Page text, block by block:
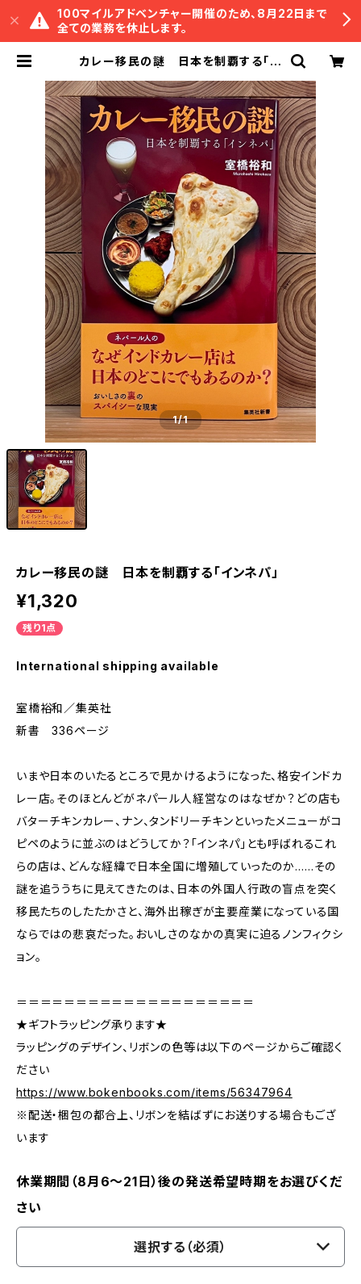
100マイルアドベンチャー開催のため、8月22日まで
全ての業務を休止します。
カレー移民の謎 日本を制覇する「イ
1/1
カレー移民の謎 日本を制覇する「インネパ」
¥1,320
残り1点
International shipping available
室橋裕和／集英社
新書 336ページ
いまや日本のいたるところで見かけるようになった、格安インドカ
レー店。そのほとんどがネパール人経営なのはなぜか？どの店も
バターチキンカレー、ナン、タンドリーチキンといったメニューがコ
ピペのように並ぶのはどうしてか？「インネパ」とも呼ばれるこれ
らの店は、どんな経緯で日本全国に増殖していったのか……その
謎を追ううちに見えてきたのは、日本の外国人行政の盲点を突く
移民たちのしたたかさと、海外出稼ぎが主要産業になっている国
ならではの悲哀だった。おいしさのなかの真実に迫るノンフィクシ
ョン。
＝＝＝＝＝＝＝＝＝＝＝＝＝＝＝＝＝＝＝＝
★ギフトラッピング承ります★
ラッピングのデザイン、リボンの色等は以下のページからご確認く
ださい
https://www.bokenbooks.com/items/56347964
※配送・梱包の都合上、リボンを結ばずにお送りする場合もござ
います
休業期間（8月6〜21日）後の発送希望時期をお選びくだ
さい
選択する（必須）